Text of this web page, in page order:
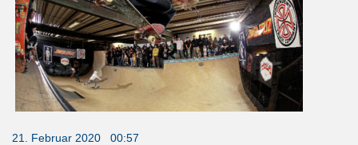
21. Februar 2020 00:57